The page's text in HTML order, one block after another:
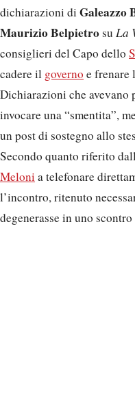
dichiarazioni di Galeazzo
Maurizio Belpietrosu La
consiglieri del Capo dello
cadere il governo e frenare
Dichiarazioni che
invocare una “smentita”,
un post di sostegno allo
Secondo quanto riferito
Meloni a telefonare
l’incontro, ritenuto
degenerasse in uno